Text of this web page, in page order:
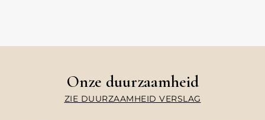
Onze duurzaamheid
ZIE DUURZAAMHEID VERSLAG